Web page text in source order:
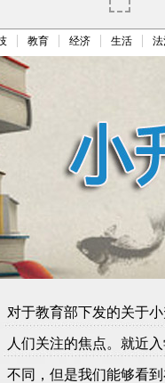
教育 经济 生活
对于教育部下发的关于
人们关注的焦点。就近
不同，但是我们能够看